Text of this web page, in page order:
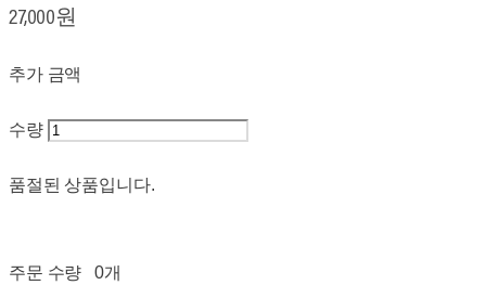
27,000원
추가 금액
수량
품절된 상품입니다.
주문 수량
0개